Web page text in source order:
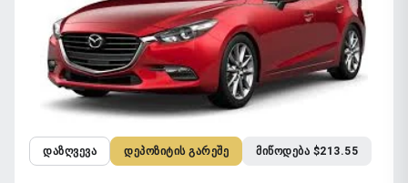
ᲓᲐᲖᲦᲕᲔᲕᲐ ᲓᲔᲞᲝᲖᲘᲢᲘᲡ ᲒᲐᲠᲔᲨᲔ ᲛᲘᲬᲝᲓᲔᲑᲐ $213.55